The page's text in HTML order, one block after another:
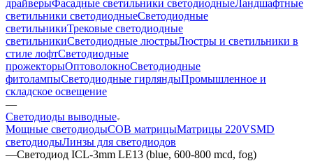
драйверыФасадные светильники светодиодныеЛандшафтные
светильники светодиодныеСветодиодные
светильникиТрековые светодиодные
светильникиСветодиодные люстрыЛюстры и светильники в
стиле лофтСветодиодные
прожекторыОптоволокноСветодиодные
фитолампыСветодиодные гирляндыПромышленное и
складское освещение
—
Светодиоды выводные
Мощные светодиодыCOB матрицыМатрицы 220VSMD
светодиодыЛинзы для светодиодов
—Светодиод ICL-3mm LE13 (blue, 600-800 mcd, fog)